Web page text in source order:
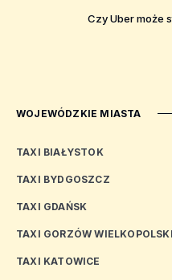
Czy Uber może
WOJEWÓDZKIE MIASTA
TAXI BIAŁYSTOK
TAXI BYDGOSZCZ
TAXI GDAŃSK
TAXI GORZÓW WIELKOPOLSKI
TAXI KATOWICE